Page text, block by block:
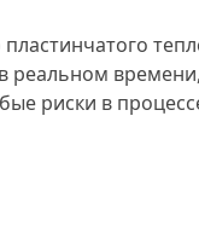
риски в